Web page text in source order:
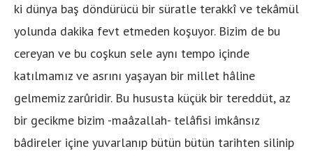
ki dünya baş döndürücü bir süratle terakkî ve tekâmül
yolunda dakika fevt etmeden koşuyor. Bizim de bu
cereyan ve bu coşkun sele aynı tempo içinde
katılmamız ve asrını yaşayan bir millet hâline
gelmemiz zarûridir. Bu hususta küçük bir tereddüt, az
bir gecikme bizim -maâzallah- telâfisi imkânsız
bâdireler içine yuvarlanıp bütün bütün tarihten silinip